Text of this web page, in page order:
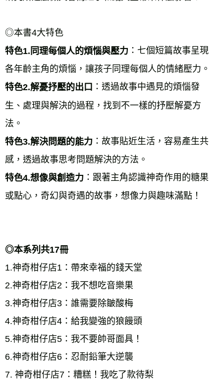
◎本書4大特色
特色1.同理每個人的煩惱與壓力 ：七個短篇故事呈現
各年齡主角的煩惱，讓孩子同理每個人的情緒壓力。
特色2.解憂抒壓的出口 ：透過故事中遇見的煩惱發
生、處理與解決的過程，找到不一樣的抒壓解憂方
法。
特色3.解決問題的能力 ：故事貼近生活，容易產生共
感，透過故事思考問題解決的方法。
特色4.想像與創造力 ：跟著主角認識神奇作用的糖果
或點心，奇幻與奇遇的故事，想像力與趣味滿點！
◎本系列共17冊
1.神奇柑仔店1：帶來幸福的錢天堂
2.神奇柑仔店2：我不想吃音樂果
3.神奇柑仔店3：誰需要除皺酸梅
4.神奇柑仔店4：給我變強的狼饅頭
5.神奇柑仔店5：我不要帥哥面具！
6.神奇柑仔店6：忍耐鉛筆大逆襲
7. 神奇柑仔店7：糟糕！我吃了款待梨